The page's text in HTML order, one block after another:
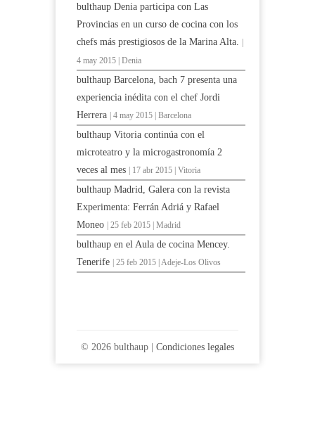
bulthaup Denia participa con Las
Provincias en un curso de cocina con los
chefs más prestigiosos de la Marina Alta.
4 may 2015 | Denia
bulthaup Barcelona, bach 7 presenta una
experiencia inédita con el chef Jordi
Herrera
| 4 may 2015 | Barcelona
bulthaup Vitoria continúa con el
microteatro y la microgastronomía 2
veces al mes
| 17 abr 2015 | Vitoria
bulthaup Madrid, Galera con la revista
Experimenta: Ferrán Adriá y Rafael
Moneo
| 25 feb 2015 | Madrid
bulthaup en el Aula de cocina Mencey.
Tenerife
| 25 feb 2015 | Adeje-Los Olivos
© 2026 bulthaup | Condiciones legales